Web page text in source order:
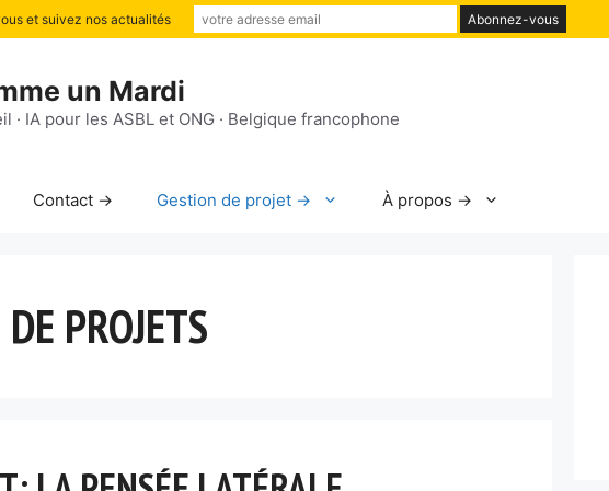
un Mardi
· IA pour les ASBL et ONG · Belgique francophone
Contact → Gestion de projet → À propos →
PROJETS
et suivez nos actualités